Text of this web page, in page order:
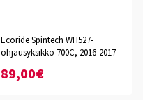
Ecoride Spintech WH527-
ohjausyksikkö 700C, 2016-2017
89,00€